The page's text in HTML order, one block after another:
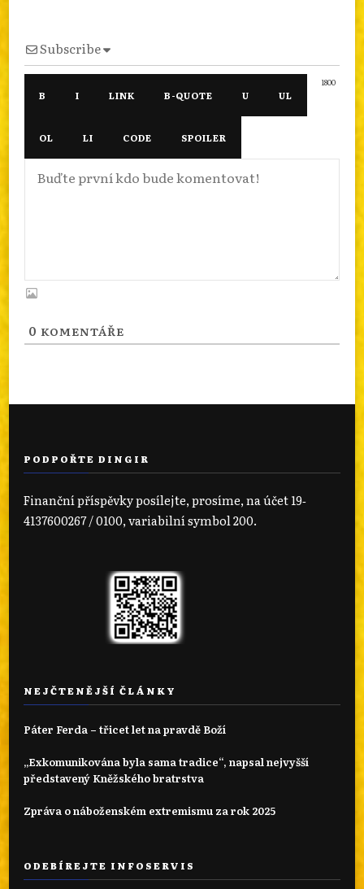
Subscribe
1800
0 KOMENTÁŘE
PODPOŘTE DINGIR
Finanční příspěvky posílejte, prosíme, na účet 19‐
4137600267 / 0100, variabilní symbol 200.
NEJČTENĚJŠÍ ČLÁNKY
Páter Ferda – třicet let na pravdě Boží
„Exkomunikována byla sama tradice“, napsal nejvyšší
představený Kněžského bratrstva
Zpráva o náboženském extremismu za rok 2025
ODEBÍREJTE INFOSERVIS